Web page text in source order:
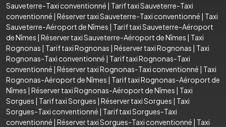
Sauveterre-Taxi conventionné | Tarif taxi Sauveterre-Taxi
conventionné | Réserver taxi Sauveterre-Taxi conventionné | Taxi
Sauveterre-Aéroport de Nîmes | Tarif taxi Sauveterre-Aéroport
de Nîmes | Réserver taxi Sauveterre-Aéroport de Nîmes | Taxi
Rognonas | Tarif taxi Rognonas | Réserver taxi Rognonas | Taxi
Rognonas-Taxi conventionné | Tarif taxi Rognonas-Taxi
conventionné | Réserver taxi Rognonas-Taxi conventionné | Taxi
Rognonas-Aéroport de Nîmes | Tarif taxi Rognonas-Aéroport de
Nîmes | Réserver taxi Rognonas-Aéroport de Nîmes | Taxi
Sorgues | Tarif taxi Sorgues | Réserver taxi Sorgues | Taxi
Sorgues-Taxi conventionné | Tarif taxi Sorgues-Taxi
conventionné | Réserver taxi Sorgues-Taxi conventionné | Taxi